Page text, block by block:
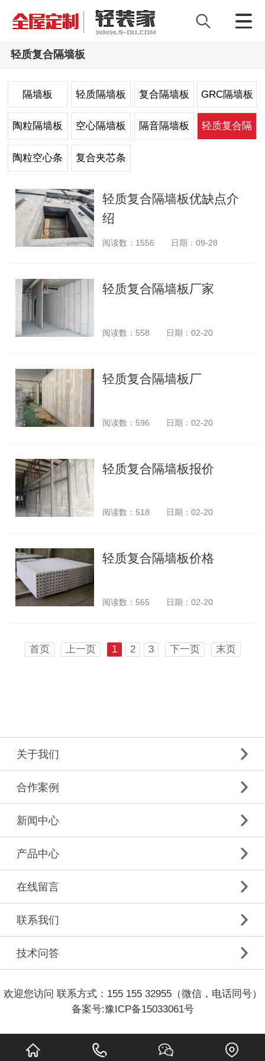
轻质复合隔墙板
隔墙板 轻质隔墙板 复合隔墙板 GRC隔墙板
陶粒隔墙板 空心隔墙板 隔音隔墙板 轻质复合隔
陶粒空心条 复合夹芯条
轻质复合隔墙板优缺点介
绍
阅读数： 1556 日期：09-28
轻质复合隔墙板厂家
阅读数： 558 日期：02-20
轻质复合隔墙板厂
阅读数： 596 日期：02-20
轻质复合隔墙板报价
阅读数： 518 日期：02-20
轻质复合隔墙板价格
阅读数： 565 日期：02-20
首页 上一页 1 2 3 下一页 末页
关于我们
合作案例
新闻中心
产品中心
在线留言
联系我们
技术问答
欢迎您访问 联系方式：155 155 32955（微信，电话同号）
备案号:豫ICP备15033061号